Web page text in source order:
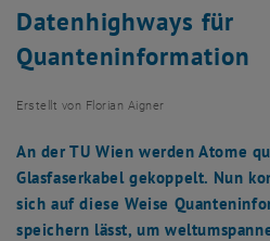
Übersicht
Datenhighways für
Quanteninformation
Erstellt von Florian Aigner
An der TU Wien werden Atome
Glasfaserkabel gekoppelt. Nun
sich auf diese Weise
speichern lässt, um